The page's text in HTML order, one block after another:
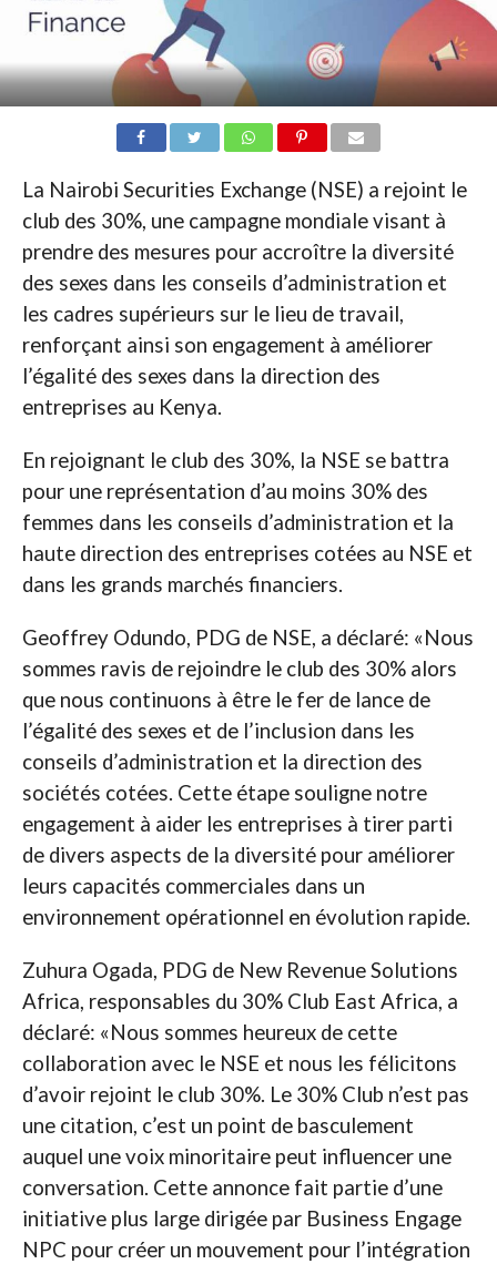
La Nairobi Securities Exchange (NSE) a rejoint le
club des 30%, une campagne mondiale visant à
prendre des mesures pour accroître la diversité
des sexes dans les conseils d’administration et
les cadres supérieurs sur le lieu de travail,
renforçant ainsi son engagement à améliorer
l’égalité des sexes dans la direction des
entreprises au Kenya.
En rejoignant le club des 30%, la NSE se battra
pour une représentation d’au moins 30% des
femmes dans les conseils d’administration et la
haute direction des entreprises cotées au NSE et
dans les grands marchés financiers.
Geoffrey Odundo, PDG de NSE, a déclaré: «Nous
sommes ravis de rejoindre le club des 30% alors
que nous continuons à être le fer de lance de
l’égalité des sexes et de l’inclusion dans les
conseils d’administration et la direction des
sociétés cotées. Cette étape souligne notre
engagement à aider les entreprises à tirer parti
de divers aspects de la diversité pour améliorer
leurs capacités commerciales dans un
environnement opérationnel en évolution rapide.
Zuhura Ogada, PDG de New Revenue Solutions
Africa, responsables du 30% Club East Africa, a
déclaré: «Nous sommes heureux de cette
collaboration avec le NSE et nous les félicitons
d’avoir rejoint le club 30%. Le 30% Club n’est pas
une citation, c’est un point de basculement
auquel une voix minoritaire peut influencer une
conversation. Cette annonce fait partie d’une
initiative plus large dirigée par Business Engage
NPC pour créer un mouvement pour l’intégration